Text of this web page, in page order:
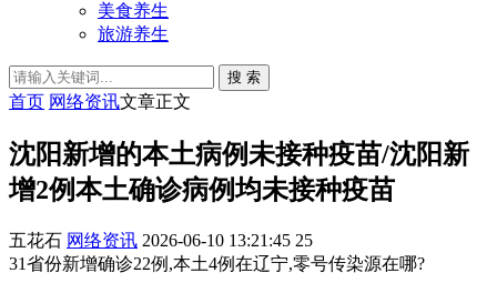
美食养生
旅游养生
搜 索
首页 网络资讯文章正文
沈阳新增的本土病例未接种疫苗/沈阳新
增2例本土确诊病例均未接种疫苗
五花石 网络资讯 2026-06-10 13:21:45 25
31省份新增确诊22例,本土4例在辽宁,零号传染源在哪?